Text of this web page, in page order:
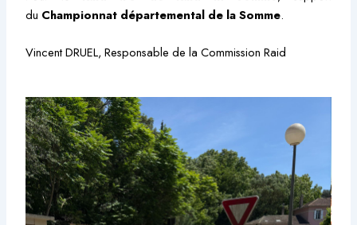
du Championnat départemental de la Somme.
Vincent DRUEL, Responsable de la Commission Raid